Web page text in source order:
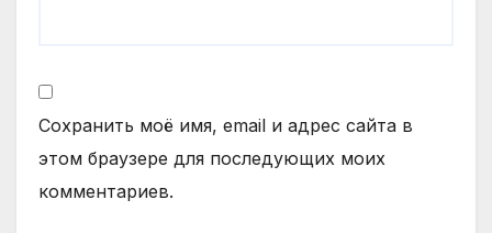
Сохранить моё имя, email и адрес сайта в
этом браузере для последующих моих
комментариев.